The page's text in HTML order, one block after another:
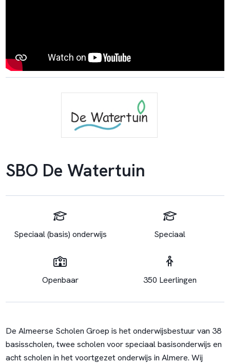
SBO De Watertuin
Speciaal (basis) onderwijs Speciaal
Openbaar 350 Leerlingen
De Almeerse Scholen Groep is het onderwijsbestuur van 38
basisscholen, twee scholen voor speciaal basisonderwijs en
acht scholen in het voortgezet onderwijs in Almere. Wij